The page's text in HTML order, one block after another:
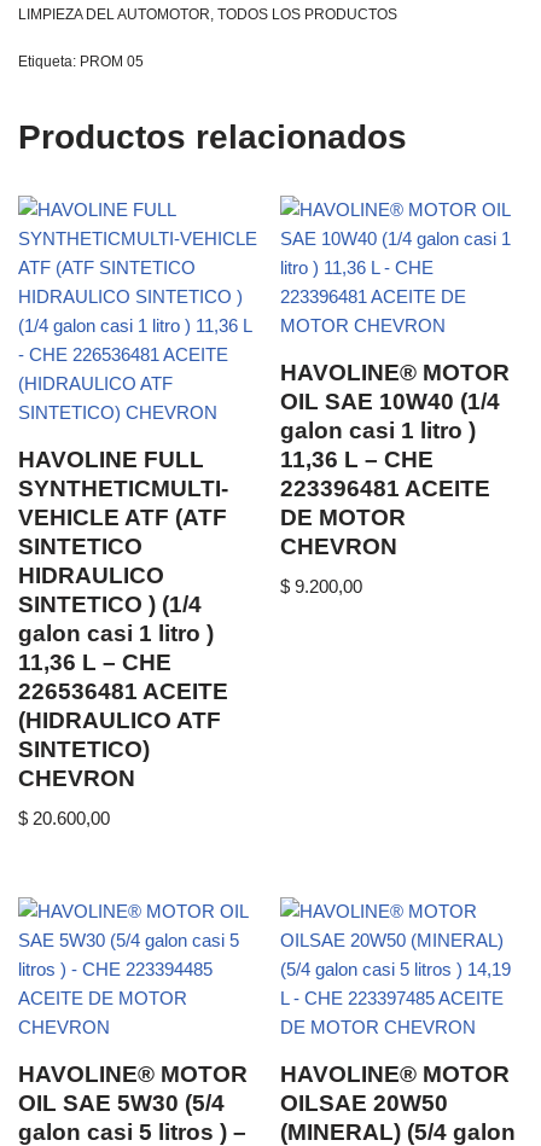
LIMPIEZA DEL AUTOMOTOR, TODOS LOS PRODUCTOS
Etiqueta: PROM 05
Productos relacionados
HAVOLINE FULL
SYNTHETICMULTI-
VEHICLE ATF (ATF
SINTETICO
HIDRAULICO
SINTETICO ) (1/4
galon casi 1 litro )
11,36 L – CHE
226536481 ACEITE
(HIDRAULICO ATF
SINTETICO)
CHEVRON
$ 20.600,00
HAVOLINE® MOTOR
OIL SAE 10W40 (1/4
galon casi 1 litro )
11,36 L – CHE
223396481 ACEITE
DE MOTOR
CHEVRON
$ 9.200,00
HAVOLINE® MOTOR
OIL SAE 5W30 (5/4
galon casi 5 litros ) –
HAVOLINE® MOTOR
OILSAE 20W50
(MINERAL) (5/4 galon